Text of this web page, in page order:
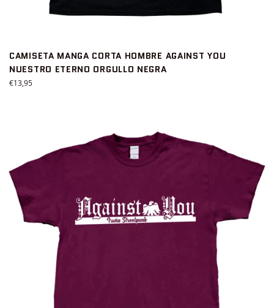
CAMISETA MANGA CORTA HOMBRE AGAINST YOU
NUESTRO ETERNO ORGULLO NEGRA
Precio
€13,95